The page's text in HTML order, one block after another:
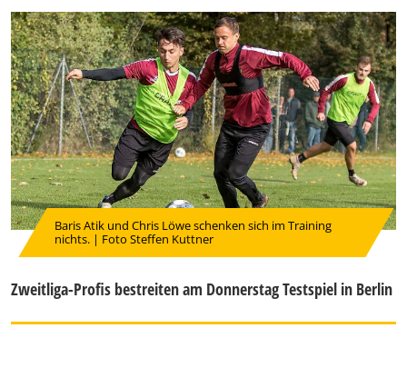
Baris Atik und Chris Löwe schenken sich im Training
nichts. | Foto Steffen Kuttner
Zweitliga-Profis bestreiten am Donnerstag Testspiel in Berlin